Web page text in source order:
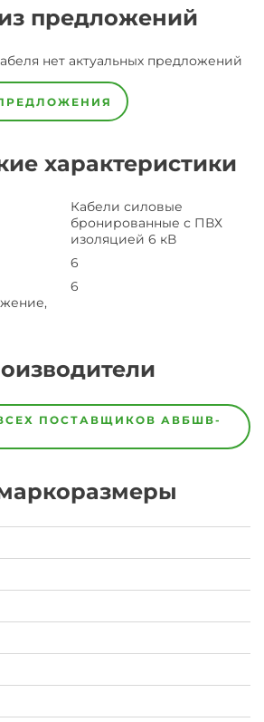
предложений
нет актуальных предложений
характеристики
Кабели силовые
бронированные с ПВХ
изоляцией 6 кВ
6
6
ПОСТАВЩИКОВ АВБШВ-